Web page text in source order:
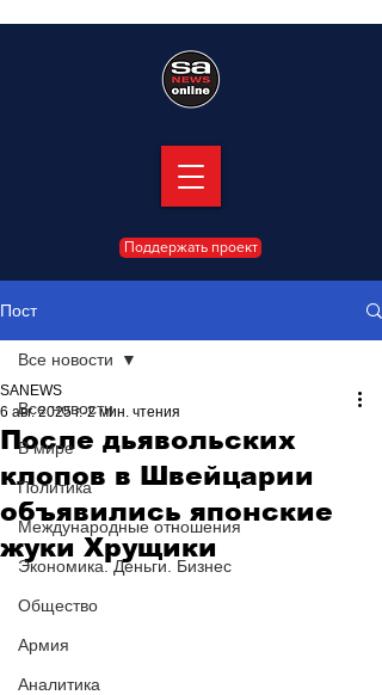
Поддержать проект
Пост
Все новости
В мире
Политика
Международные отношения
Экономика. Деньги. Бизнес
Общество
Армия
Аналитика
Все новости
После дьявольских
клопов в Швейцарии
объявились японские
жуки Хрущики
SANEWS
6 авг. 2025 г. 2 мин. чтения